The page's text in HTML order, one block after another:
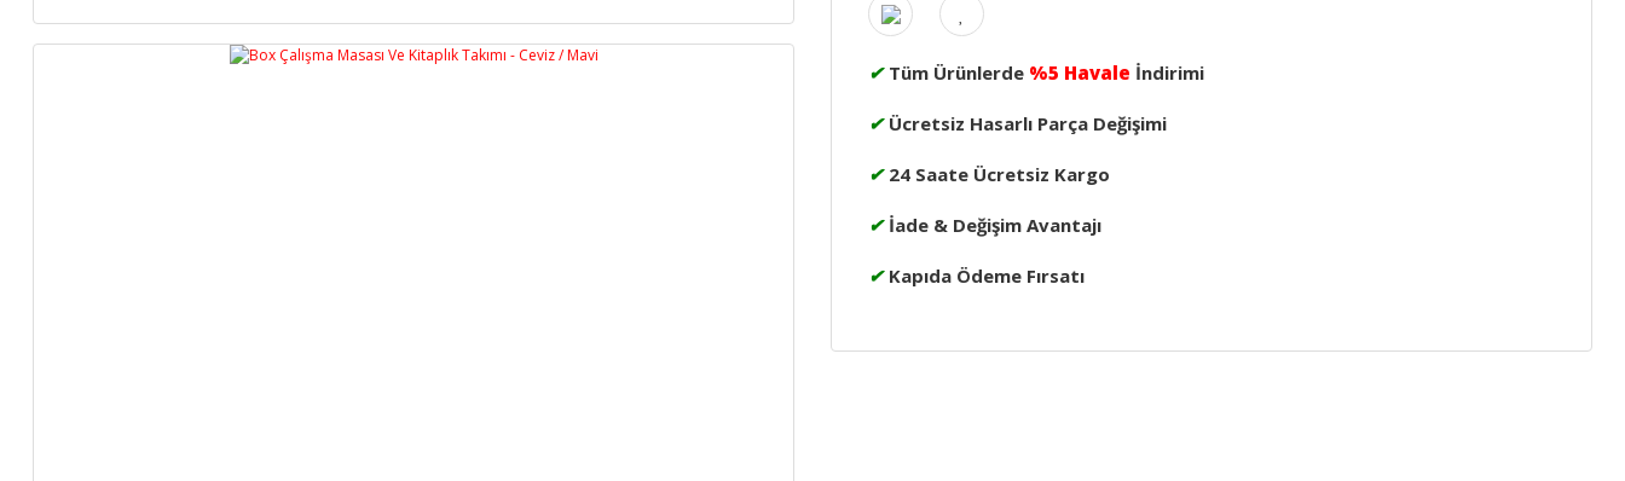
✔ Tüm Ürünlerde %5 Havale İndirimi
✔ Ücretsiz Hasarlı Parça Değişimi
✔ 24 Saate Ücretsiz Kargo
✔ İade & Değişim Avantajı
✔ Kapıda Ödeme Fırsatı